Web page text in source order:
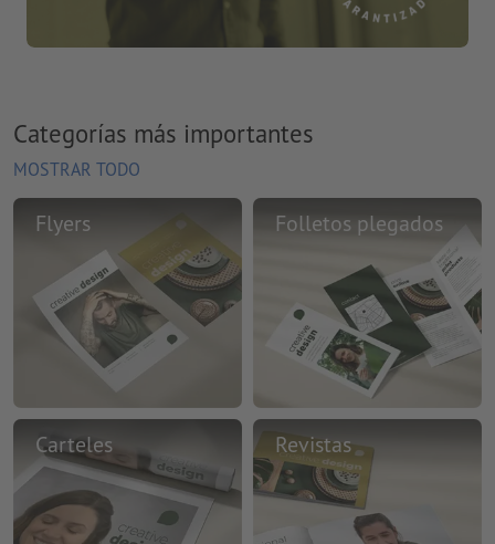
Categorías más importantes
MOSTRAR TODO
Flyers Folletos plegados
Carteles Revistas